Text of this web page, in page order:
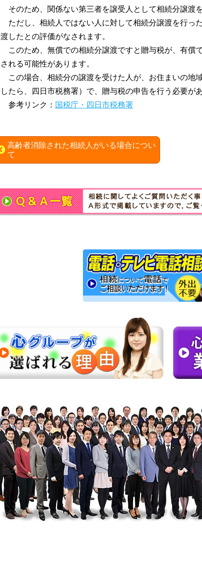
そのため、関係ない第三者を譲受人として相続分譲渡
ただし、相続人ではない人に対して相続分譲渡を行っ
渡したとの評価がなされます。
このため、無償での相続分譲渡ですと贈与税が、有償
される可能性があります。
この場合、相続分の譲渡を受けた人が、お住まいの地
したら、四日市税務署）で、贈与税の申告を行う必要があ
参考リンク： 国税庁・四日市税務署
高齢者消除された相続人がいる場合につい
て